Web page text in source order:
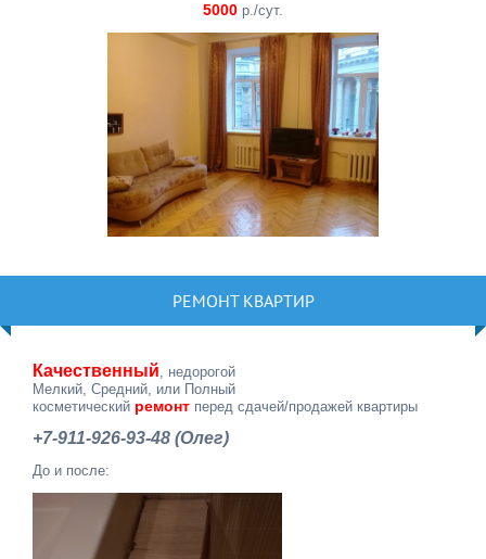
5000 р./сут.
РЕМОНТ КВАРТИР
Качественный, недорогой
Мелкий, Средний, или Полный
косметический ремонт перед сдачей/продажей квартиры
+7-911-926-93-48 (Олег)
До и после: